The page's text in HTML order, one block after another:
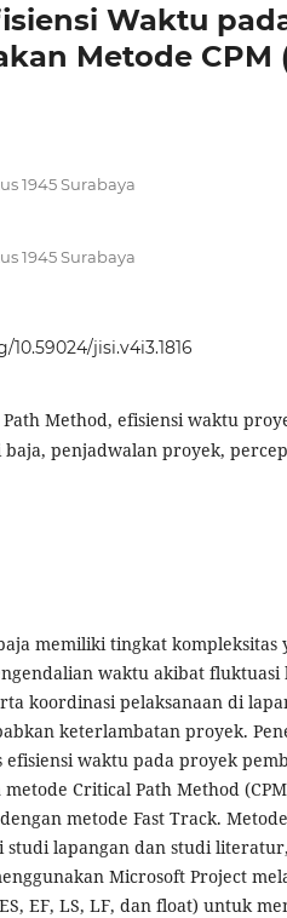
Waktu
Metode
1945 Surabaya
1945 Surabaya
jisi.v4i3.1816
Method, efisiensi waktu
penjadwalan proyek,
memiliki tingkat kompleksitas
waktu akibat fluktuasi
koordinasi pelaksanaan di
keterlambatan proyek.
efisiensi waktu pada proyek
Critical Path Method
metode Fast Track.
lapangan dan studi
Microsoft Project
EF, LS, LF, dan float) untuk